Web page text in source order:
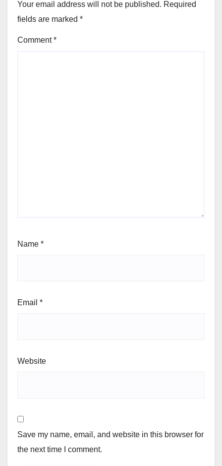
Your email address will not be published. Required
fields are marked *
Comment*
Name *
Email *
Website
Save my name, email, and website in this browser for
the next time I comment.